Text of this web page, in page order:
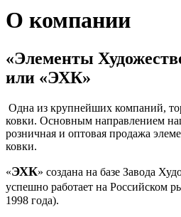
О компании
«Элементы
или «ЭХК»
Одна из крупнейших компаний,
ковки. Основным направлением
розничная и оптовая продажа
ковки.
«ЭХК» создана на базе Завода
успешно работает на Российском
1998 года).